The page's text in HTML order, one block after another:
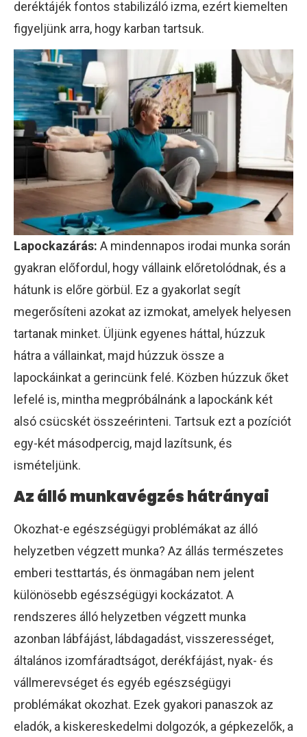
deréktájék fontos stabilizáló izma, ezért kiemelten
figyeljünk arra, hogy karban tartsuk.
Lapockazárás: A mindennapos irodai munka során
gyakran előfordul, hogy vállaink előretolódnak, és a
hátunk is előre görbül. Ez a gyakorlat segít
megerősíteni azokat az izmokat, amelyek helyesen
tartanak minket. Üljünk egyenes háttal, húzzuk
hátra a vállainkat, majd húzzuk össze a
lapockáinkat a gerincünk felé. Közben húzzuk őket
lefelé is, mintha megpróbálnánk a lapockánk két
alsó csücskét összeérinteni. Tartsuk ezt a pozíciót
egy-két másodpercig, majd lazítsunk, és
ismételjünk.
Az álló munkavégzés hátrányai
Okozhat-e egészségügyi problémákat az álló
helyzetben végzett munka? Az állás természetes
emberi testtartás, és önmagában nem jelent
különösebb egészségügyi kockázatot. A
rendszeres álló helyzetben végzett munka
azonban lábfájást, lábdagadást, visszerességet,
általános izomfáradtságot, derékfájást, nyak- és
vállmerevséget és egyéb egészségügyi
problémákat okozhat. Ezek gyakori panaszok az
eladók, a kiskereskedelmi dolgozók, a gépkezelők, a